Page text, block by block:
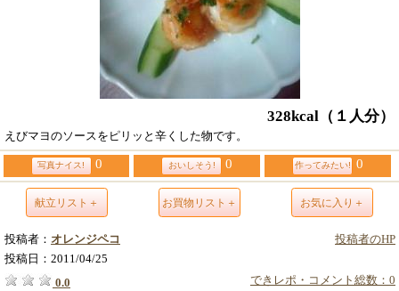
328kcal （１人分）
えびマヨのソースをピリッと辛くした物です。
写真ナイス! 0 おいしそう! 0 作ってみたい! 0
献立リスト＋ お買物リスト＋ お気に入り＋
投稿者のHP
投稿者： オレンジペコ
投稿日： 2011/04/25
できレポ・コメント総数：0
0.0